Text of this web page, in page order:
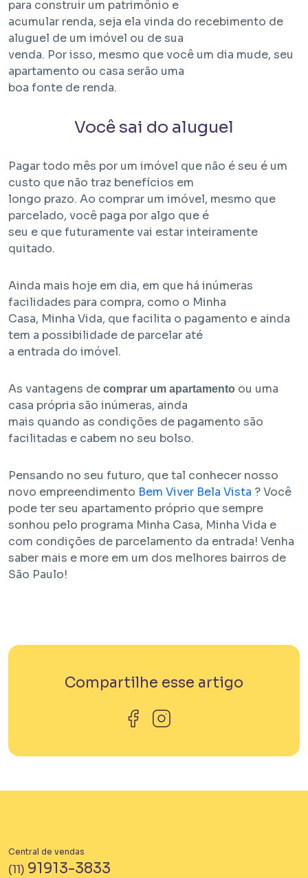
para construir um patrimônio e
acumular renda, seja ela vinda do recebimento de
aluguel de um imóvel ou de sua
venda. Por isso, mesmo que você um dia mude, seu
apartamento ou casa serão uma
boa fonte de renda.
Você sai do aluguel
Pagar todo mês por um imóvel que não é seu é um
custo que não traz benefícios em
longo prazo. Ao comprar um imóvel, mesmo que
parcelado, você paga por algo que é
seu e que futuramente vai estar inteiramente
quitado.
Ainda mais hoje em dia, em que há inúmeras
facilidades para compra, como o Minha
Casa, Minha Vida, que facilita o pagamento e ainda
tem a possibilidade de parcelar até
a entrada do imóvel.
As vantagens de comprar um apartamento ou uma
casa própria são inúmeras, ainda
mais quando as condições de pagamento são
facilitadas e cabem no seu bolso.
Pensando no seu futuro, que tal conhecer nosso
novo empreendimento Bem Viver Bela Vista ? Você
pode ter seu apartamento próprio que sempre
sonhou pelo programa Minha Casa, Minha Vida e
com condições de parcelamento da entrada! Venha
saber mais e more em um dos melhores bairros de
São Paulo!
Compartilhe esse artigo
Central de vendas
(11) 91913-3833